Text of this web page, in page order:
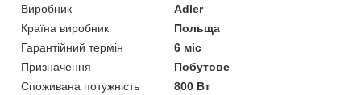
Виробник
Adler
Країна виробник
Польща
Гарантійний термін
6 міс
Призначення
Побутове
Споживана потужність
800 Вт